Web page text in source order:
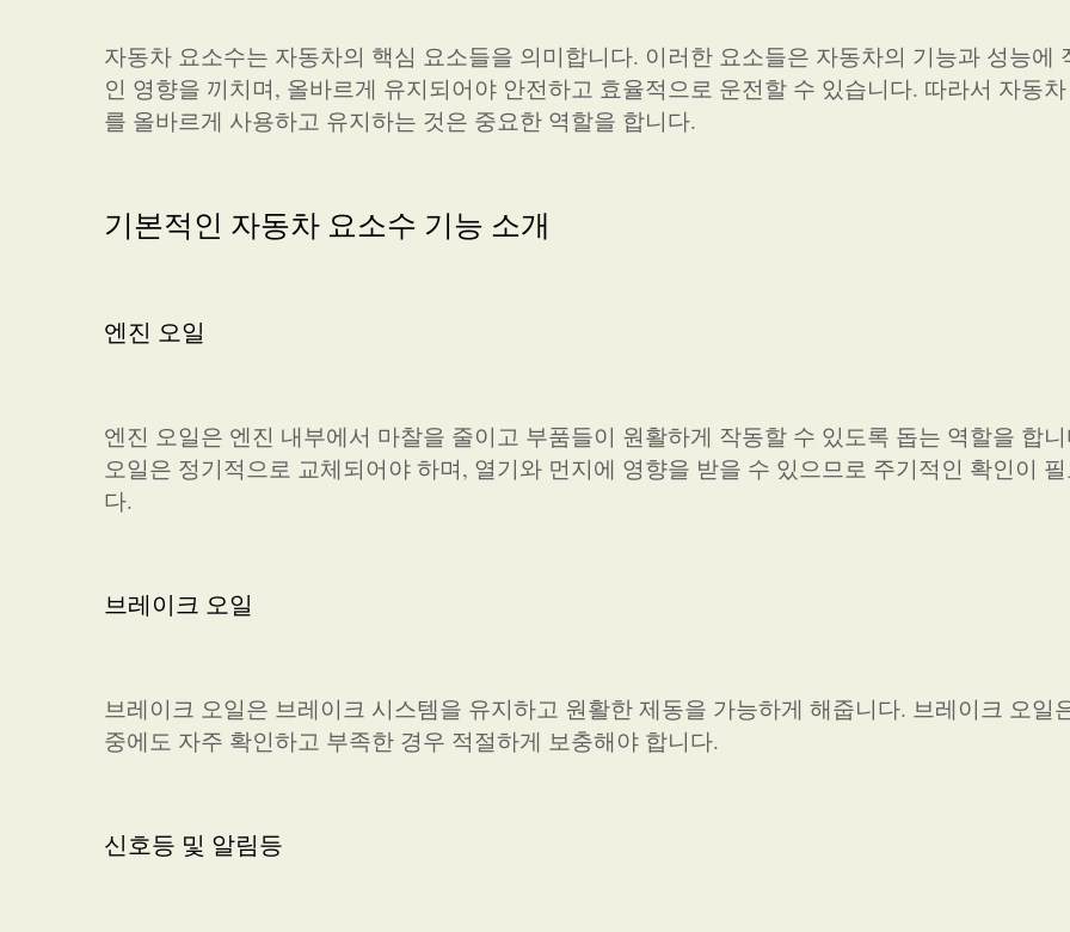
자동차 요소수는 자동차의 핵심 요소들을 의미합니다. 이러한 요소들은 자동차의 기능과 성능에
인 영향을 끼치며, 올바르게 유지되어야 안전하고 효율적으로 운전할 수 있습니다. 따라서 자동
를 올바르게 사용하고 유지하는 것은 중요한 역할을 합니다.
기본적인 자동차 요소수 기능 소개
엔진 오일
엔진 오일은 엔진 내부에서 마찰을 줄이고 부품들이 원활하게 작동할 수 있도록 돕는 역할을 합니
오일은 정기적으로 교체되어야 하며, 열기와 먼지에 영향을 받을 수 있으므로 주기적인 확인이 필
다.
브레이크 오일
브레이크 오일은 브레이크 시스템을 유지하고 원활한 제동을 가능하게 해줍니다. 브레이크 오일
중에도 자주 확인하고 부족한 경우 적절하게 보충해야 합니다.
신호등 및 알림등